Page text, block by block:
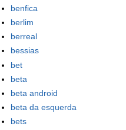
benfica
berlim
berreal
bessias
bet
beta
beta android
beta da esquerda
bets